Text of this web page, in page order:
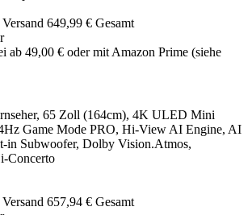
649,99 € Gesamt
ab 49,00 € oder mit Amazon Prime (siehe
65 Zoll (164cm), 4K ULED Mini
Game Mode PRO, Hi-View AI Engine, AI
in Subwoofer, Dolby Vision.Atmos,
Concerto
657,94 € Gesamt